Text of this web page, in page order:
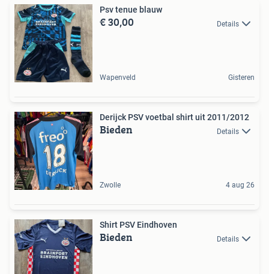
Psv tenue blauw
€ 30,00 Details
Wapenveld Gisteren
Derijck PSV voetbal shirt uit 2011/2012
Bieden Details
Zwolle 4 aug 26
Shirt PSV Eindhoven
Bieden Details